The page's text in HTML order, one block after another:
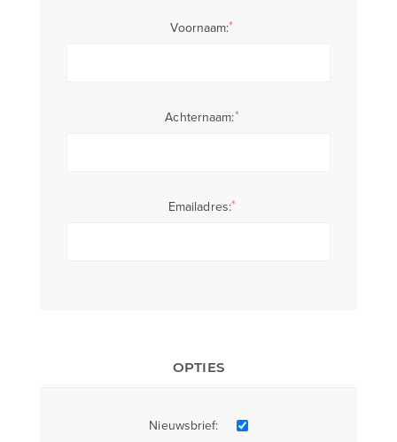
Voornaam:*
Achternaam:*
Emailadres:*
OPTIES
Nieuwsbrief: